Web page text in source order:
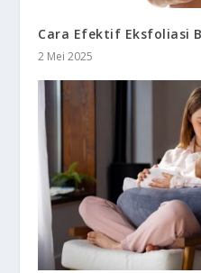
Cara Efektif Eksfoliasi
2 Mei 2025